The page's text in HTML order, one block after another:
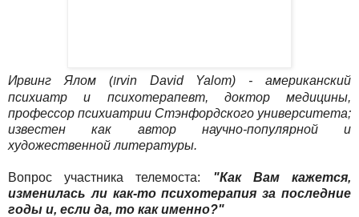
Ирвинг Ялом (Irvin David Yalom) - американский
психиатр и психотерапевт, доктор медицины,
профессор психиатрии Стэнфордского университета;
известен как автор научно-популярной и
художественной литературы.
Вопрос участника телемоста: "Как Вам кажется,
изменилась ли как-то психотерапия за последние
годы и, если да, то как именно?"